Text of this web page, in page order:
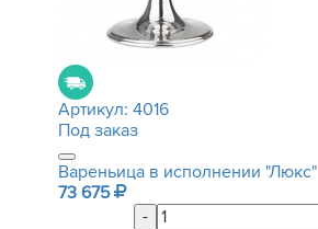
Артикул: 4016
Под заказ
Вареньица в исполнении "Люкс"
73 675
-